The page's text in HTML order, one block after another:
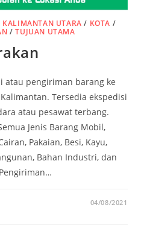
KALIMANTAN UTARA / KOTA /
/TUJUAN UTAMA
atau pengiriman barang ke
Tersedia ekspedisi
atau pesawat terbang.
Jenis Barang Mobil,
Pakaian, Besi, Kayu,
Bahan Industri, dan
04/08/2021